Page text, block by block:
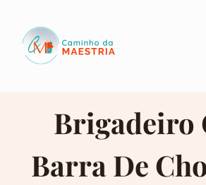
Conteúdo
Brigadeiro
Barra De